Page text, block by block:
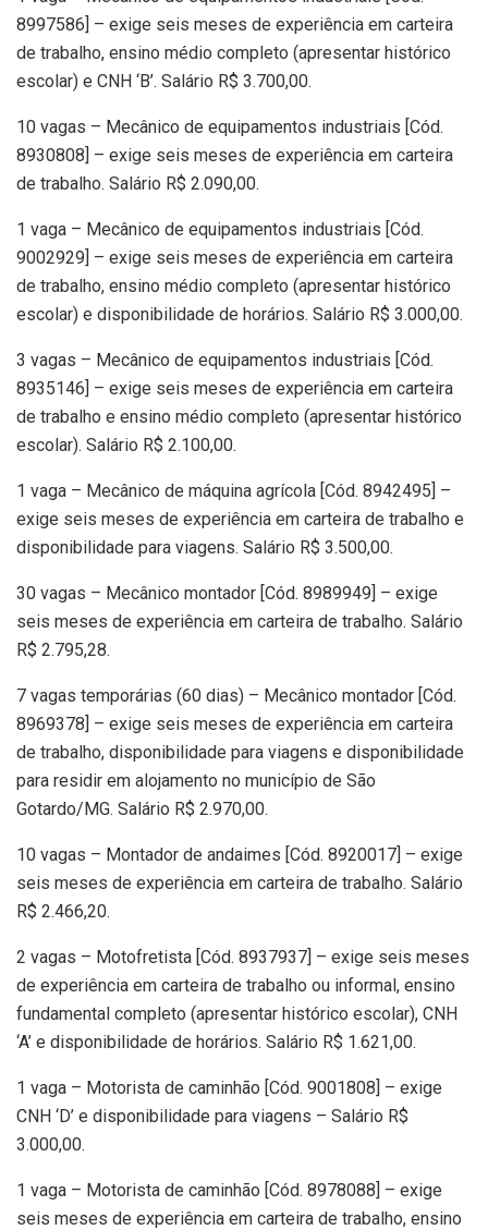
8997586] – exige seis meses de experiência em carteira
de trabalho, ensino médio completo (apresentar histórico
escolar) e CNH ‘B’. Salário R$ 3.700,00.
10 vagas – Mecânico de equipamentos industriais [Cód.
8930808] – exige seis meses de experiência em carteira
de trabalho. Salário R$ 2.090,00.
1 vaga – Mecânico de equipamentos industriais [Cód.
9002929] – exige seis meses de experiência em carteira
de trabalho, ensino médio completo (apresentar histórico
escolar) e disponibilidade de horários. Salário R$ 3.000,00.
3 vagas – Mecânico de equipamentos industriais [Cód.
8935146] – exige seis meses de experiência em carteira
de trabalho e ensino médio completo (apresentar histórico
escolar). Salário R$ 2.100,00.
1 vaga – Mecânico de máquina agrícola [Cód. 8942495] –
exige seis meses de experiência em carteira de trabalho e
disponibilidade para viagens. Salário R$ 3.500,00.
30 vagas – Mecânico montador [Cód. 8989949] – exige
seis meses de experiência em carteira de trabalho. Salário
R$ 2.795,28.
7 vagas temporárias (60 dias) – Mecânico montador [Cód.
8969378] – exige seis meses de experiência em carteira
de trabalho, disponibilidade para viagens e disponibilidade
para residir em alojamento no município de São
Gotardo/MG. Salário R$ 2.970,00.
10 vagas – Montador de andaimes [Cód. 8920017] – exige
seis meses de experiência em carteira de trabalho. Salário
R$ 2.466,20.
2 vagas – Motofretista [Cód. 8937937] – exige seis meses
de experiência em carteira de trabalho ou informal, ensino
fundamental completo (apresentar histórico escolar), CNH
‘A’ e disponibilidade de horários. Salário R$ 1.621,00.
1 vaga – Motorista de caminhão [Cód. 9001808] – exige
CNH ‘D’ e disponibilidade para viagens – Salário R$
3.000,00.
1 vaga – Motorista de caminhão [Cód. 8978088] – exige
seis meses de experiência em carteira de trabalho, ensino